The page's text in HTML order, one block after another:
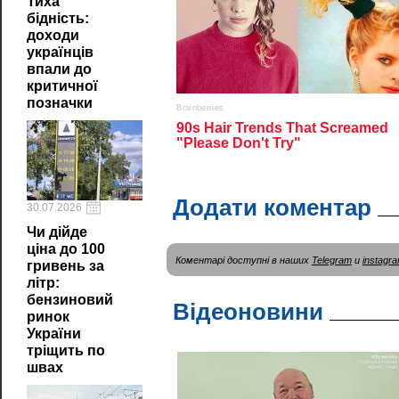
бідність:
доходи
українців
впали до
критичної
позначки
30.07.2026
Чи дійде
ціна до 100
гривень за
літр:
бензиновий
ринок
України
тріщить по
швах
Додати коментар
Коментарі доступні в наших Telegram и
Відеоновини